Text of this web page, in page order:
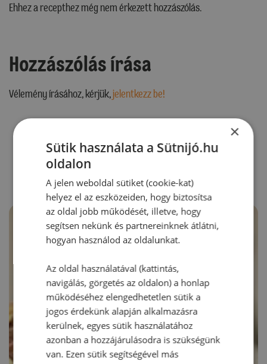
Ehhez a recepthez még nem érkezett hozzászólás.
Hozzászólás írása
Vélemény írásához, kérjük,jelentkezz be!
RECEPTAJÁNLÓ
×
Sütik használata a Sütnijó.hu
oldalon
A jelen weboldal sütiket (cookie-kat)
helyez el az eszközeiden, hogy biztosítsa
az oldal jobb működését, illetve, hogy
segítsen nekünk és partnereinknek átlátni,
hogyan használod az oldalunkat.
Az oldal használatával (kattintás,
navigálás, görgetés az oldalon) a honlap
működéséhez elengedhetetlen sütik a
jogos érdekünk alapján alkalmazásra
kerülnek, egyes sütik használatához
azonban a hozzájárulásodra is szükségünk
van. Ezen sütik segítségével más